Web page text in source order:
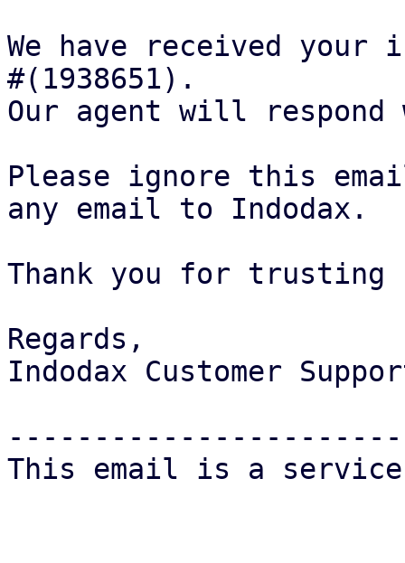
We have received
#(1938651).
Our agent will respond
Please ignore this
any email to Indodax.
Thank you for trusting
Regards,
Indodax Customer
This email is a service